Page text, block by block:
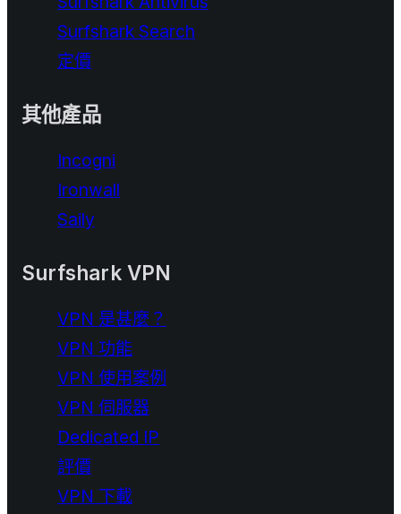
Surfshark Search
定價
其他產品
Incogni
Ironwall
Saily
Surfshark VPN
VPN 是甚麼？
VPN 功能
VPN 使用案例
VPN 伺服器
Dedicated IP
評價
VPN 下載